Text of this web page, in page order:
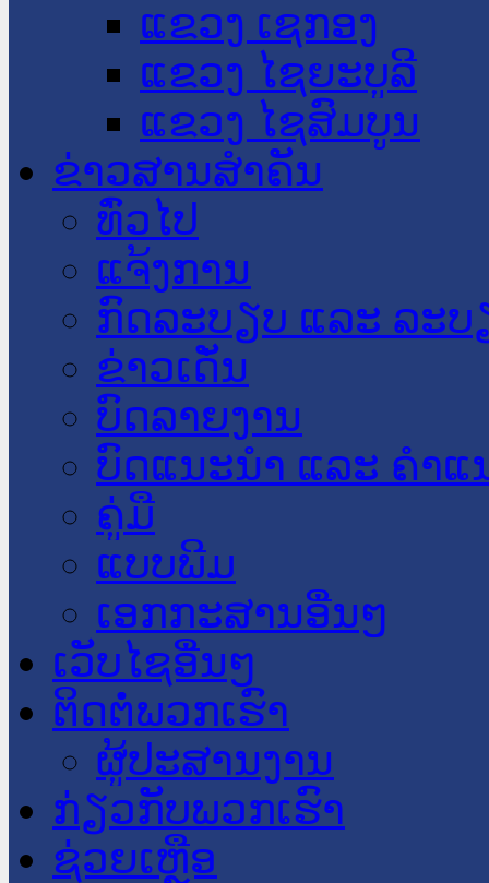
ແຂວງ ເຊກອງ
ແຂວງ ໄຊຍະບູລີ
ແຂວງ ໄຊສົມບູນ
ຂ່າວສານສໍາຄັນ
​ທົ່ວ​ໄປ
ແຈ້ງການ
ກົດລະບຽບ ແລະ ລະບ
ຂ່າວເດັ່ນ
ບົດລາຍງານ
ບົດແນະນໍາ ແລະ ຄໍາແ
ຄູ່ມື
ແບບພີມ
ເອກກະສານອື່ນໆ
ເວັບໄຊອື່ນໆ
ຕິດຕໍ່ພວກເຮົາ
ຜູ້ປະສານງານ
ກ່ຽວກັບພວກເຮົາ
ຊ່ວຍເຫຼືອ